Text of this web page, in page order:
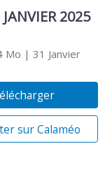
2025
Mo | 31 Janvier
sur Calaméo